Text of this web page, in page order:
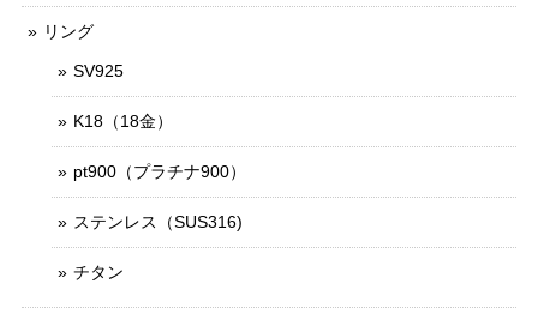
リング
SV925
K18（18金）
pt900（プラチナ900）
ステンレス（SUS316)
チタン